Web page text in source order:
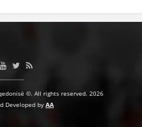
©. All rights reserved. 2026
Developed by AA